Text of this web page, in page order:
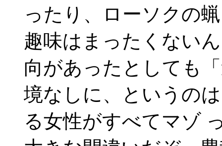
ったり、ローソクの
趣味はまったくない
向があったとしても
境なしに、というの
る女性がすべてマゾ